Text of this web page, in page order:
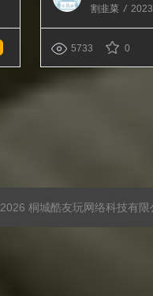
割韭菜 /
5733 0
2026 桐城酷友玩网络科技有